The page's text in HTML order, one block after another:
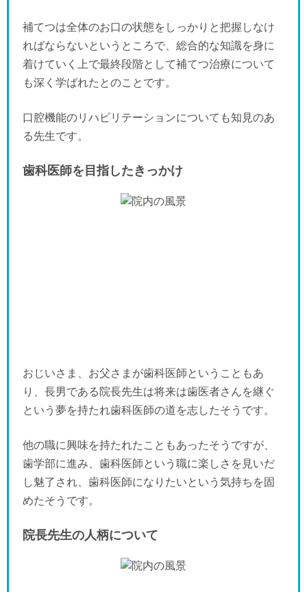
補てつは全体のお口の状態をしっかりと把握しなけ
ればならないというところで、総合的な知識を身に
着けていく上で最終段階として補てつ治療について
も深く学ばれたとのことです。
口腔機能のリハビリテーションについても知見のあ
る先生です。
歯科医師を目指したきっかけ
おじいさま、お父さまが歯科医師ということもあ
り、長男である院長先生は将来は歯医者さんを継ぐ
という夢を持たれ歯科医師の道を志したそうです。
他の職に興味を持たれたこともあったそうですが、
歯学部に進み、歯科医師という職に楽しさを見いだ
し魅了され、歯科医師になりたいという気持ちを固
めたそうです。
院長先生の人柄について